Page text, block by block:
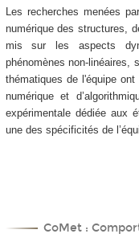
Les recherches menées
numérique des structures,
mis sur les aspects
phénomènes non-linéaires,
thématiques de l'équipe
numérique et
expérimentale dédiée aux
une des spécificités de
CoMet :